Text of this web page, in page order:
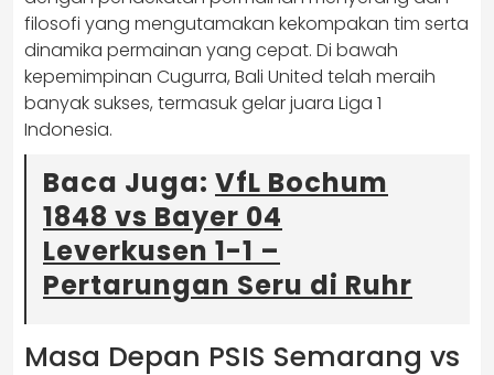
filosofi yang mengutamakan kekompakan tim serta
dinamika permainan yang cepat. Di bawah
kepemimpinan Cugurra, Bali United telah meraih
banyak sukses, termasuk gelar juara Liga 1
Indonesia.
Baca Juga: VfL Bochum
1848 vs Bayer 04
Leverkusen 1-1 –
Pertarungan Seru di Ruhr
Masa Depan PSIS Semarang vs